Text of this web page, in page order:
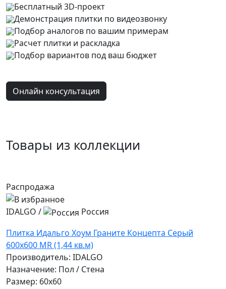
Бесплатный 3D-проект
Демонстрация плитки по видеозвонку
Подбор аналогов по вашим примерам
Расчет плитки и раскладка
Подбор вариантов под ваш бюджет
Онлайн консультация
Товары из коллекции
Распродажа
IDALGO /
Россия
Плитка Идальго Хоум Граните Концепта Серый
600x600 MR (1,44 кв.м)
Производитель: IDALGO
Назначение: Пол / Стена
Размер: 60x60